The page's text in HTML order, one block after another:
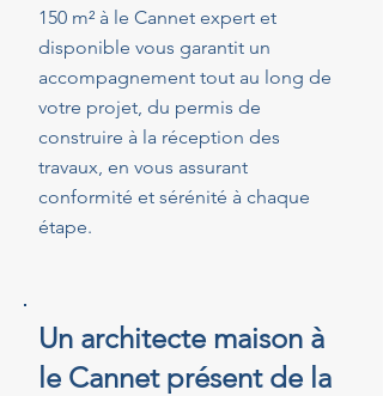
150 m² à le Cannet expert et
disponible vous garantit un
accompagnement tout au long de
votre projet, du permis de
construire à la réception des
travaux, en vous assurant
conformité et sérénité à chaque
étape.
Un architecte maison à
le Cannet présent de la